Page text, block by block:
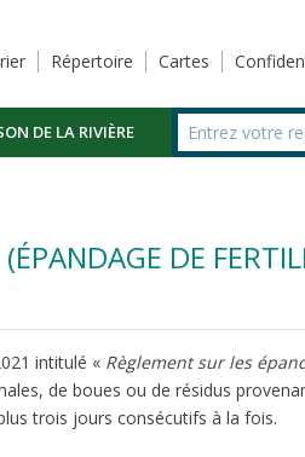
Répertoire Cartes
DE LA RIVIÈRE
DE
intitulé « Règlement sur les
de boues ou de résidus
trois jours consécutifs à la fois.